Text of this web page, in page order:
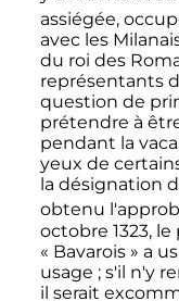
assiégée,
avec les
du roi des
représentants
question de
prétendre à
pendant la
yeux de
la désignation
obtenu
octobre 1323, le
« Bavarois » a
usage ; s'il n'y
il serait